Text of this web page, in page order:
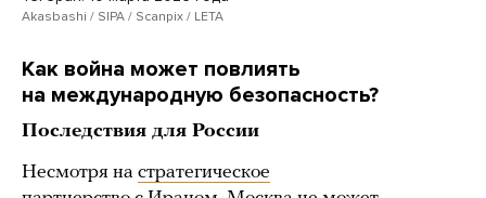
Akasbashi / SIPA / Scanpix / LETA
Как война может повлиять
на международную безопасность?
Последствия для России
Несмотря на стратегическое